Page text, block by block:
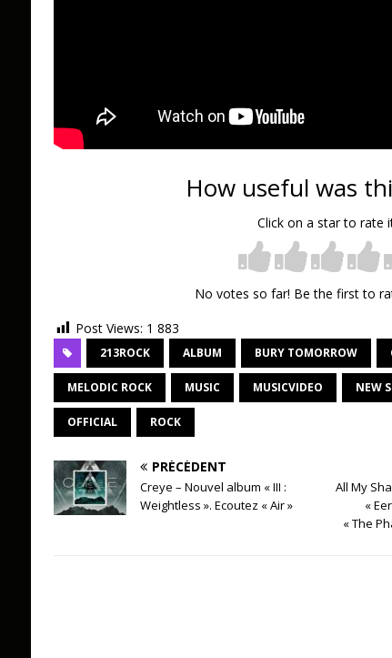
How useful was
Click on a star to rate
No votes so far! Be the first to
Post Views: 1 883
213ROCK ALBUM BURY TOMORROW
MELODIC ROCK MUSIC MUSICVIDEO NEW
OFFICIAL ROCK
PRÉCÉDENT
Creye – Nouvel album « III :
Weightless ». Ecoutez « Air »
All My
«
« The